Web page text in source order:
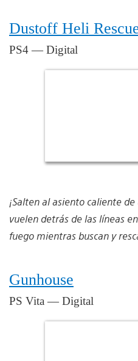
Dustoff Heli
PS4 — Digital
¡Salten al asiento caliente
vuelen detrás de las líneas
fuego mientras buscan y
Gunhouse
PS Vita — Digital